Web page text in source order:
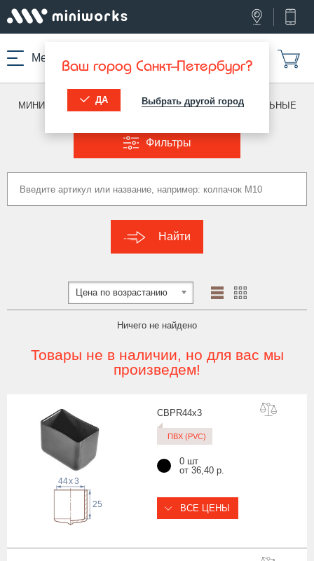
Меню Ваш город Санкт-Петербург?
ДА Выбрать другой город
МИНИВОРКС ПРО /ЗАГЛУШКИ ДЛЯ ТРУБ /ПРЯМОУГОЛЬНЫЕ
Фильтры
Найти
Цена по возрастанию
Ничего не найдено
Товары не в наличии, но для вас мы
произведем!
CBPR44x3
ПВХ (PVC)
25
44x 3
0 шт
от 36,40 р.
ВСЕ ЦЕНЫ